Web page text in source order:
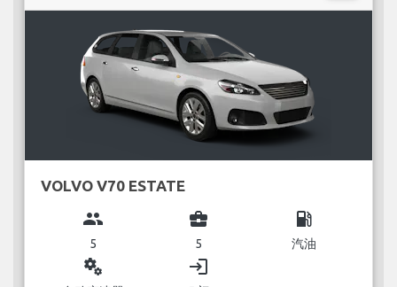
VOLVO V70 ESTATE
group
5
business_center
5
local_gas_station
汽油
miscellaneous_services login